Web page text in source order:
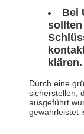
Bei
sollten
klären.
Durch eine
sicherstellen,
ausgeführt
gewährleistet